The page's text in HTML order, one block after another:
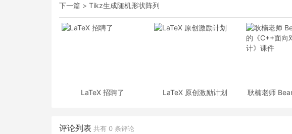
下一篇 > Tikz生成随机形状阵列
LaTeX 招聘了 LaTeX 原创激励计划
耿楠老师
评论列表 共有 0 条评论